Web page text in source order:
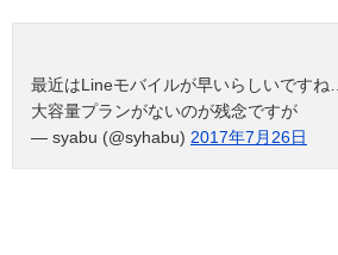
最近はLineモバイルが早いらしいですね…
大容量プランがないのが残念ですが
— syabu (@syhabu) 2017年7月26日